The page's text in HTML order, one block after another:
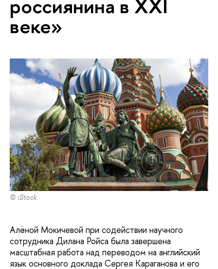
россиянина в XXI
веке»
© iStock
Алёной Мокичевой при содействии научного
сотрудника Дилана Ройса была завершена
масштабная работа над переводом на английский
язык основного доклада Сергея Караганова и его